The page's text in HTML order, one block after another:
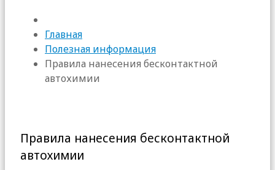
Главная
Полезная информация
Правила нанесения бесконтактной
автохимии
Правила нанесения бесконтактной
автохимии